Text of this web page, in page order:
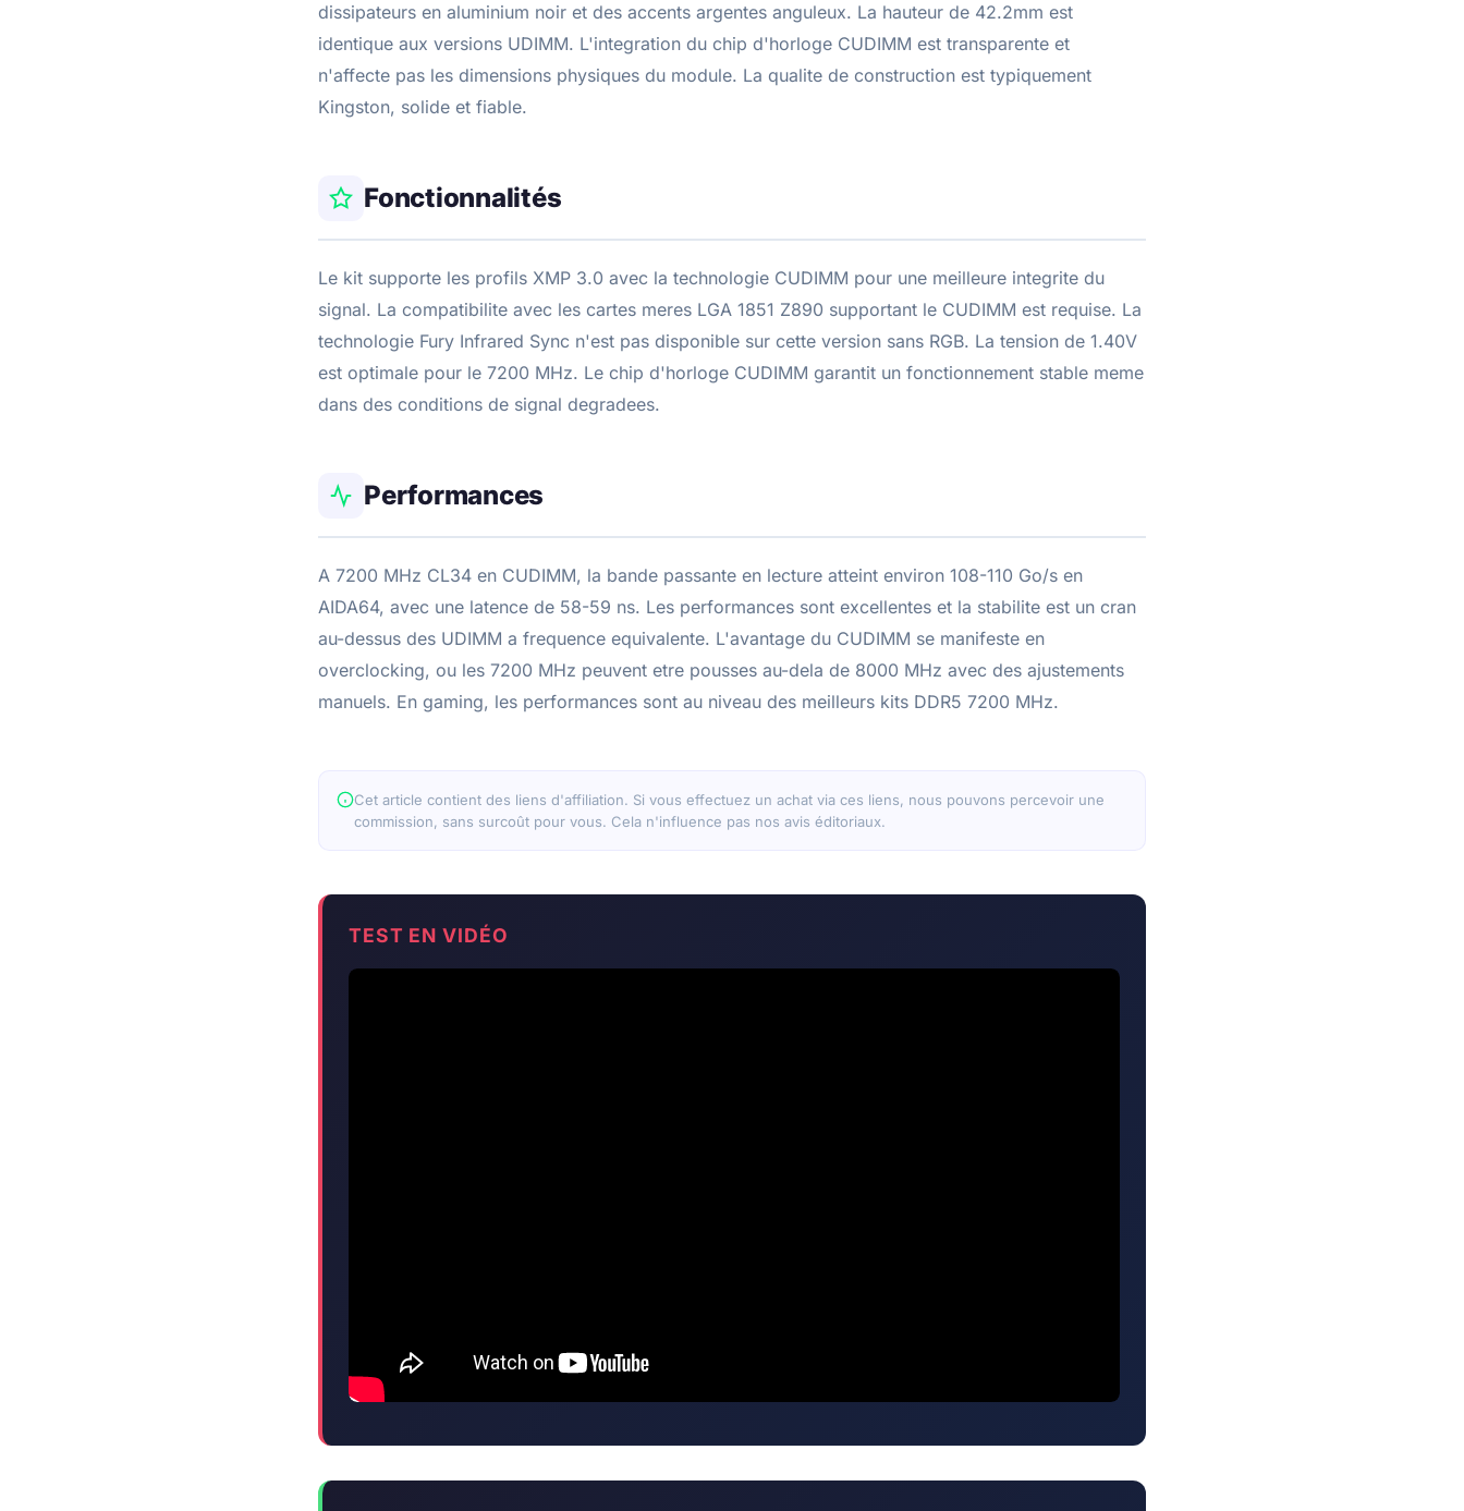
dissipateurs en aluminium noir et des accents argentes anguleux. La hauteur de 42.2mm est
identique aux versions UDIMM. L'integration du chip d'horloge CUDIMM est transparente et
n'affecte pas les dimensions physiques du module. La qualite de construction est typiquement
Kingston, solide et fiable.
Fonctionnalités
Le kit supporte les profils XMP 3.0 avec la technologie CUDIMM pour une meilleure integrite du
signal. La compatibilite avec les cartes meres LGA 1851 Z890 supportant le CUDIMM est requise. La
technologie Fury Infrared Sync n'est pas disponible sur cette version sans RGB. La tension de 1.40V
est optimale pour le 7200 MHz. Le chip d'horloge CUDIMM garantit un fonctionnement stable meme
dans des conditions de signal degradees.
Performances
A 7200 MHz CL34 en CUDIMM, la bande passante en lecture atteint environ 108-110 Go/s en
AIDA64, avec une latence de 58-59 ns. Les performances sont excellentes et la stabilite est un cran
au-dessus des UDIMM a frequence equivalente. L'avantage du CUDIMM se manifeste en
overclocking, ou les 7200 MHz peuvent etre pousses au-dela de 8000 MHz avec des ajustements
manuels. En gaming, les performances sont au niveau des meilleurs kits DDR5 7200 MHz.
Cet article contient des liens d'affiliation. Si vous effectuez un achat via ces liens, nous pouvons percevoir une
commission, sans surcoût pour vous. Cela n'influence pas nos avis éditoriaux.
TEST EN VIDÉO